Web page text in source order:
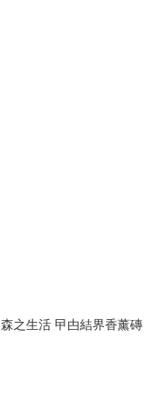
森之生活 曱甴結界香薰磚